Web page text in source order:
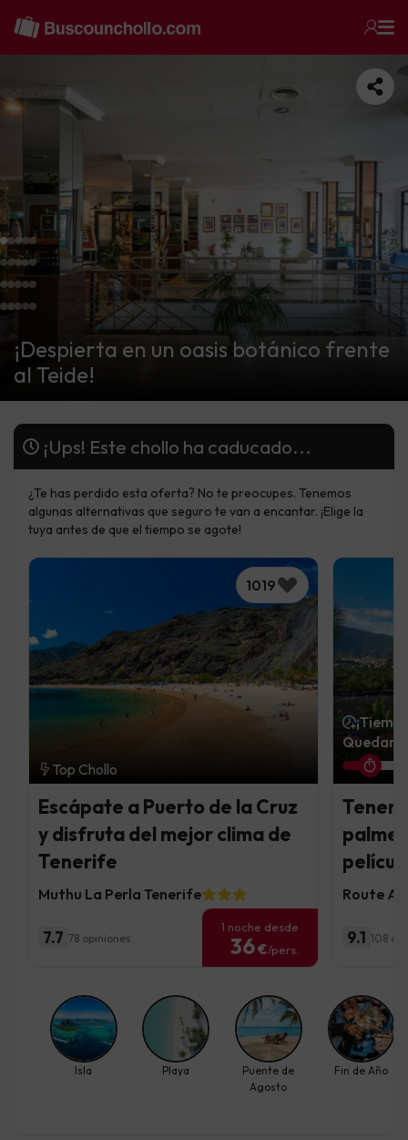
¡Despierta en un oasis botánico frente
al Teide!
¡Ups! Este chollo ha caducado...
¿Te has perdido esta oferta? No te preocupes. Tenemos
algunas alternativas que seguro te van a encantar. ¡Elige la
tuya antes de que el tiempo se agote!
1019
Top Chollo
Escápate a Puerto de la Cruz
y disfruta del mejor clima de
Tenerife
Muthu La Perla Tenerife
7.7 78 opiniones
1 noche desde
36€/pers.
Quedan
Route
9.1 108
Isla Playa
Puente de
Agosto
Fin de Año